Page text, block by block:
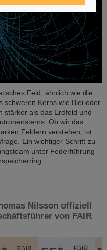
Feld, ähnlich wie die
schweren Kerns wie Blei oder
stärker als das Erdfeld und
Ob wir das
Feldern verstehen, ist
Ein wichtiger Schritt zu
unter Federführung
Nilsson offiziell
von FAIR